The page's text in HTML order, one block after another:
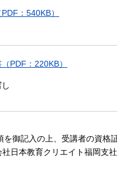
：540KB）
PDF：220KB）
を御記入の上、受講者の資格証
社日本教育クリエイト福岡支社